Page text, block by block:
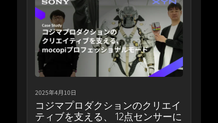
2025年4月10日
コジマプロダクションのクリエイ
ティブを支える、 12点センサーに